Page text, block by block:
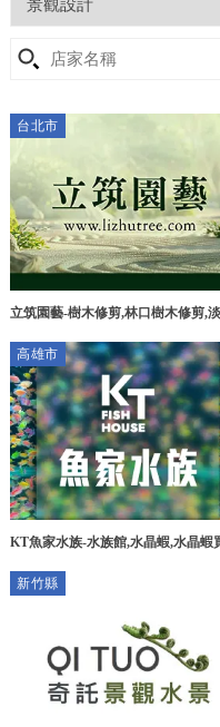
台北市
立筑園藝-樹木修剪,林口樹木修剪,
高雄市
KT魚家水族-水族館,水晶蝦,水晶蝦
買賣
新竹縣